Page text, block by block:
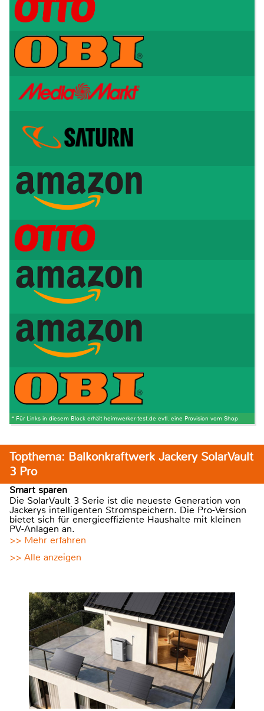
* Für Links in diesem Block erhält heimwerker-test.de evtl. eine Provision vom Shop
Topthema: Balkonkraftwerk Jackery SolarVault
3 Pro
Smart sparen
Die SolarVault 3 Serie ist die neueste Generation von
Jackerys intelligenten Stromspeichern. Die Pro-Version
bietet sich für energieeffiziente Haushalte mit kleinen
PV-Anlagen an.
>> Mehr erfahren
>> Alle anzeigen